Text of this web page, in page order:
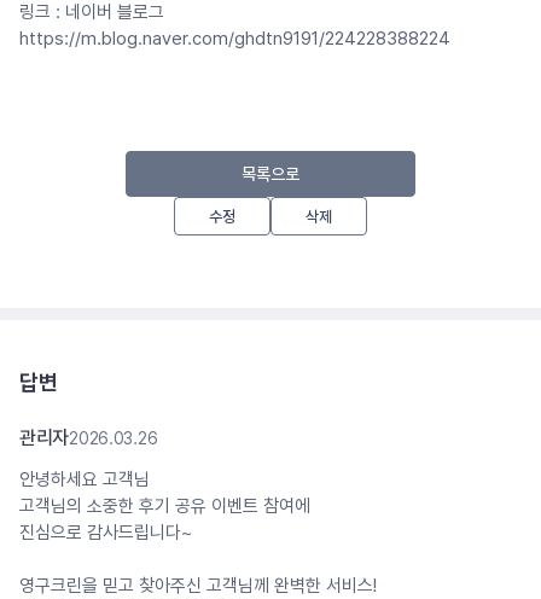
링크 : 네이버 블로그
https://m.blog.naver.com/ghdtn9191/224228388224
목록으로
수정 삭제
답변
관리자2026.03.26
안녕하세요 고객님
고객님의 소중한 후기 공유 이벤트 참여에
진심으로 감사드립니다~
영구크린을 믿고 찾아주신 고객님께 완벽한 서비스!